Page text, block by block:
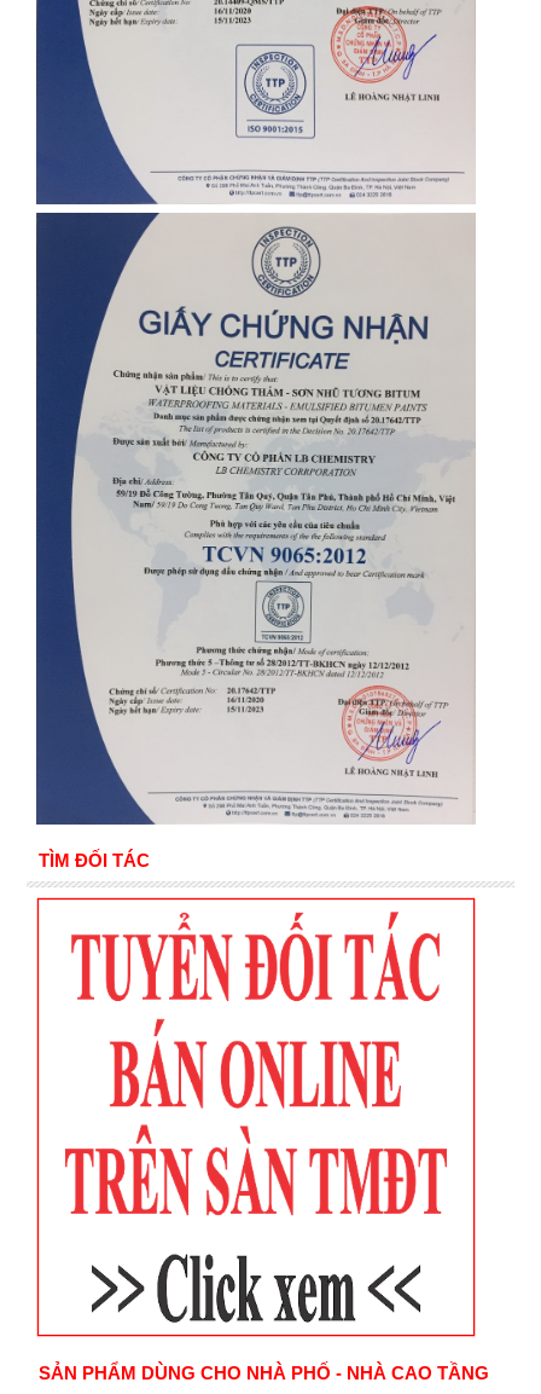
TÌM ĐỐI TÁC
SẢN PHẨM DÙNG CHO NHÀ PHỐ - NHÀ CAO TẦNG